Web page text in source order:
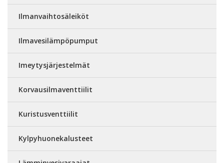
Ilmanvaihtosäleiköt
Ilmavesilämpöpumput
Imeytysjärjestelmät
Korvausilmaventtiilit
Kuristusventtiilit
Kylpyhuonekalusteet